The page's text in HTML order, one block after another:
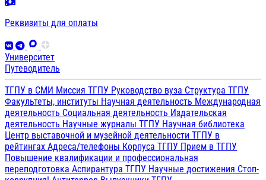
Реквизиты для оплаты
Университет
Путеводитель
ТГПУ в СМИ Миссия ТГПУ Руководство вуза Структура ТГПУ
Факультеты, институты Научная деятельность Международная
деятельность Социальная деятельность Издательская
деятельность Научные журналы ТГПУ Научная библиотека
Центр выставочной и музейной деятельности ТГПУ в
рейтингах Адреса/телефоны Корпуса ТГПУ Прием в ТГПУ
Повышение квалификации и профессиональная
переподготовка Аспирантура ТГПУ Научные достижения Стоп-